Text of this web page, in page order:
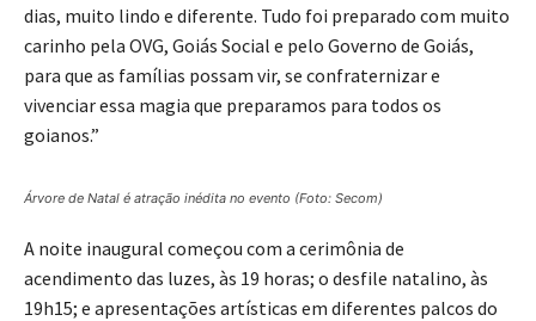
dias, muito lindo e diferente. Tudo foi preparado com muito
carinho pela OVG, Goiás Social e pelo Governo de Goiás,
para que as famílias possam vir, se confraternizar e
vivenciar essa magia que preparamos para todos os
goianos.”
Árvore de Natal é atração inédita no evento (Foto: Secom)
A noite inaugural começou com a cerimônia de
acendimento das luzes, às 19 horas; o desfile natalino, às
19h15; e apresentações artísticas em diferentes palcos do